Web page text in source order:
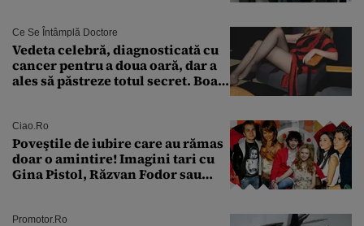
Ce Se Întâmplă Doctore
Vedeta celebră, diagnosticată cu
cancer pentru a doua oară, dar a
ales să păstreze totul secret. Boala
Ciao.ro
Poveştile de iubire care au rămas
doar o amintire! Imagini tari cu
Gina Pistol, Răzvan Fodor sau
Promotor.ro